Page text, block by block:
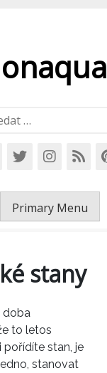
Primary Menu
stany
doba
to letos
pořídíte stan, je
stanovat